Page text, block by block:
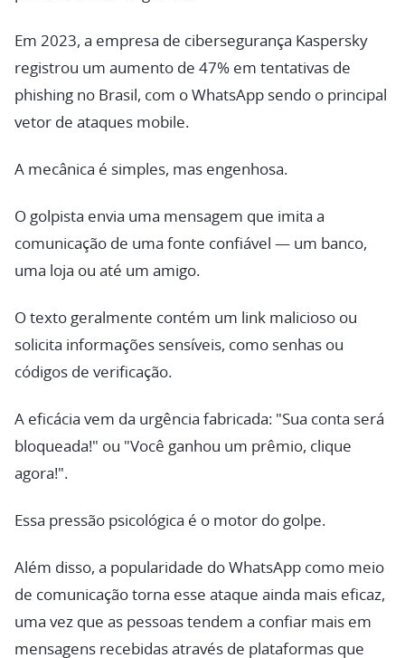
Em 2023, a empresa de cibersegurança Kaspersky
registrou um aumento de 47% em tentativas de
phishing no Brasil, com o WhatsApp sendo o principal
vetor de ataques mobile.
A mecânica é simples, mas engenhosa.
O golpista envia uma mensagem que imita a
comunicação de uma fonte confiável — um banco,
uma loja ou até um amigo.
O texto geralmente contém um link malicioso ou
solicita informações sensíveis, como senhas ou
códigos de verificação.
A eficácia vem da urgência fabricada: "Sua conta será
bloqueada!" ou "Você ganhou um prêmio, clique
agora!".
Essa pressão psicológica é o motor do golpe.
Além disso, a popularidade do WhatsApp como meio
de comunicação torna esse ataque ainda mais eficaz,
uma vez que as pessoas tendem a confiar mais em
mensagens recebidas através de plataformas que